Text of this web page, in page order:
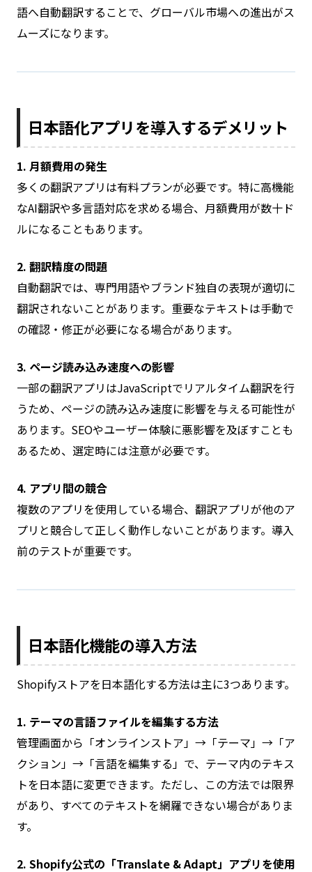
語へ自動翻訳することで、グローバル市場への進出がス
ムーズになります。
日本語化アプリを導入するデメリット
1. 月額費用の発生
多くの翻訳アプリは有料プランが必要です。特に高機能
なAI翻訳や多言語対応を求める場合、月額費用が数十ド
ルになることもあります。
2. 翻訳精度の問題
自動翻訳では、専門用語やブランド独自の表現が適切に
翻訳されないことがあります。重要なテキストは手動で
の確認・修正が必要になる場合があります。
3. ページ読み込み速度への影響
一部の翻訳アプリはJavaScriptでリアルタイム翻訳を行
うため、ページの読み込み速度に影響を与える可能性が
あります。SEOやユーザー体験に悪影響を及ぼすことも
あるため、選定時には注意が必要です。
4. アプリ間の競合
複数のアプリを使用している場合、翻訳アプリが他のア
プリと競合して正しく動作しないことがあります。導入
前のテストが重要です。
日本語化機能の導入方法
Shopifyストアを日本語化する方法は主に3つあります。
1. テーマの言語ファイルを編集する方法
管理画面から「オンラインストア」→「テーマ」→「ア
クション」→「言語を編集する」で、テーマ内のテキス
トを日本語に変更できます。ただし、この方法では限界
があり、すべてのテキストを網羅できない場合がありま
す。
2. Shopify公式の「Translate & Adapt」アプリを使用